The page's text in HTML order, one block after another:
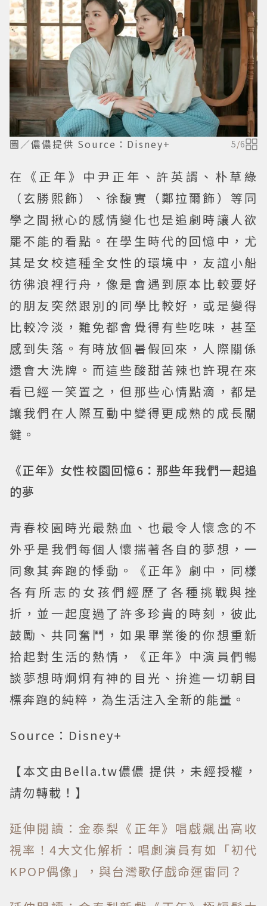
圖／儂儂提供 Source：Disney+ 5/6
在《正年》中尹正年、許英諝、朴草綠
（玄勝熙飾）、徐馥實（鄭拉爾飾）等同
學之間揪心的感情變化也是追劇時讓人欲
罷不能的看點。在學生時代的回憶中，尤
其是女校這種全女性的環境中，友誼小船
彷彿浪裡行舟，像是會遇到原本比較要好
的朋友突然跟別的同學比較好，或是變得
比較冷淡，難免都會覺得有些吃味，甚至
感到失落。有時放個暑假回來，人際關係
還會大洗牌。而這些酸甜苦辣也許現在來
看已經一笑置之，但那些心情點滴，都是
讓我們在人際互動中變得更成熟的成長關
鍵。
《正年》女性校園回憶6：那些年我們一起追
的夢
青春校園時光最熱血、也最令人懷念的不
外乎是我們每個人懷揣著各自的夢想，一
同象其奔跑的悸動。《正年》劇中，同樣
各有所志的女孩們經歷了各種挑戰與挫
折，並一起度過了許多珍貴的時刻，彼此
鼓勵、共同奮鬥，如果畢業後的你想重新
拾起對生活的熱情，《正年》中演員們暢
談夢想時炯炯有神的目光、拚進一切朝目
標奔跑的純粹，為生活注入全新的能量。
Source：Disney+
【本文由Bella.tw儂儂 提供，未經授權，
請勿轉載！】
延伸閱讀：金泰梨《正年》唱戲飆出高收
視率！4大文化解析：唱劇演員有如「初代
KPOP偶像」，與台灣歌仔戲命運雷同？